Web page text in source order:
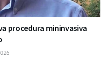
procedura mininvasiva